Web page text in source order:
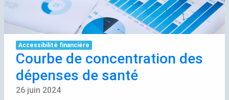
Accessibilité financière
Courbe de concentration des
dépenses de santé
26 juin 2024